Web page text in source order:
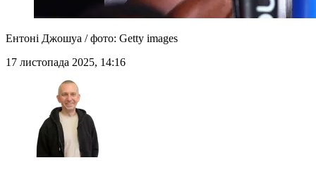
Ентоні Джошуа / фото: Getty images
17 листопада 2025, 14:16